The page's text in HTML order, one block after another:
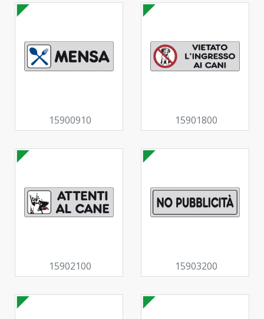
15900910 15901800
15902100 15903200